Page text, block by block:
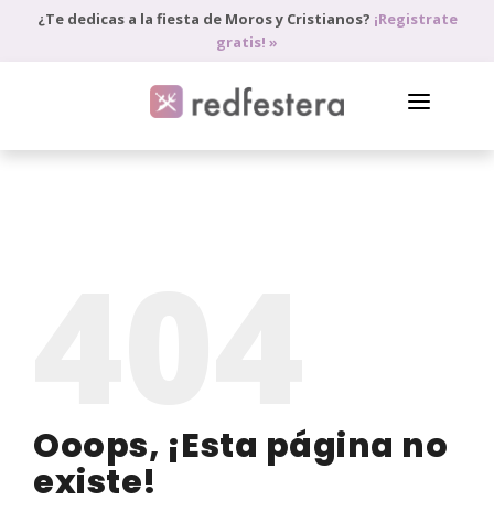
¿Te dedicas a la fiesta de Moros y Cristianos? ¡Registrate
gratis! »
Ooops, ¡Esta página no
existe!